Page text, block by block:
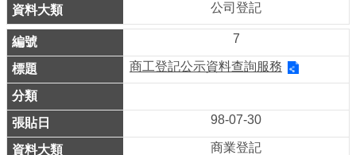
網
站
導
覽
回
首
公司登記
7
商工登記公示資料查詢服務
98-07-30
商業登記